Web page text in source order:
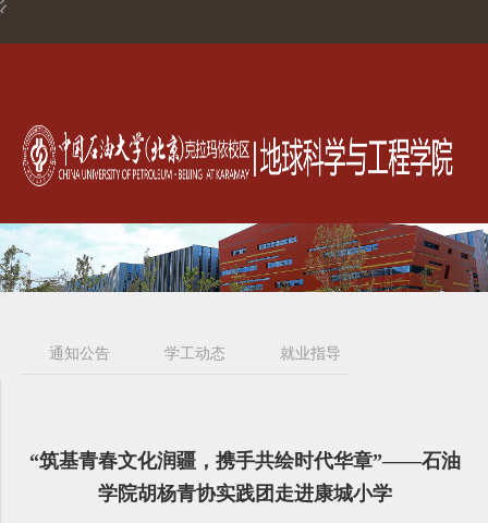
通知公告 学工动态 就业指导
“筑基青春文化润疆，携手共绘时代华章”——石油
学院胡杨青协实践团走进康城小学